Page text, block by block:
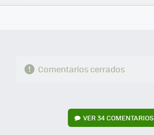
FACEBOOK
TWITTERFLIPBOARD
E-
WHATSAPP
Comentarios cerrados
VER34 COMENTARIOS